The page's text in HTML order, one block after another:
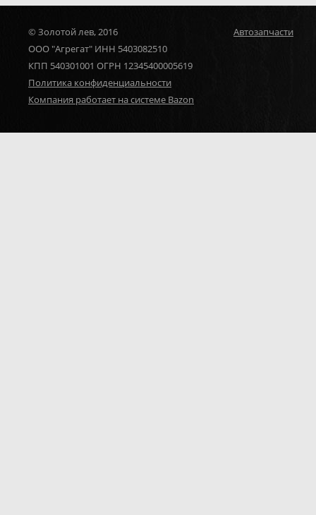
© Золотой лев, 2016
ООО "Агрегат" ИНН 5403082510
КПП 540301001 ОГРН 12345400005619
Политика конфиденциальности
Компания работает на системе Bazon
Автозапчасти